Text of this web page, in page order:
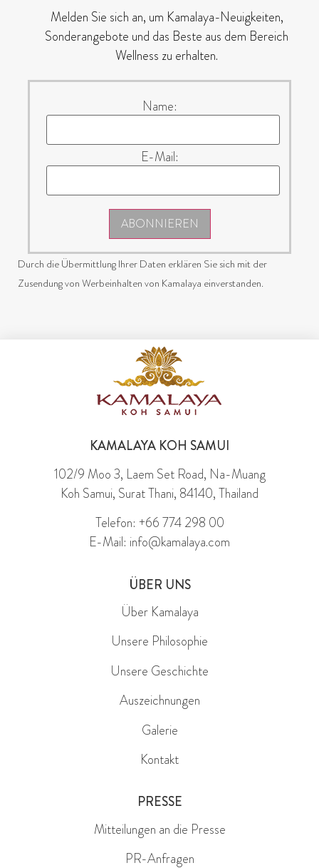
Melden Sie sich an, um Kamalaya-Neuigkeiten,
Sonderangebote und das Beste aus dem Bereich
Wellness zu erhalten.
Name:
E-Mail:
ABONNIEREN
Durch die Übermittlung Ihrer Daten erklären Sie sich mit der
Zusendung von Werbeinhalten von Kamalaya einverstanden.
KAMALAYA KOH SAMUI
102/9 Moo 3, Laem Set Road, Na-Muang
Koh Samui, Surat Thani, 84140, Thailand
Telefon: +66 774 298 00
E-Mail: info@kamalaya.com
ÜBER UNS
Über Kamalaya
Unsere Philosophie
Unsere Geschichte
Auszeichnungen
Galerie
Kontakt
PRESSE
Mitteilungen an die Presse
PR-Anfragen